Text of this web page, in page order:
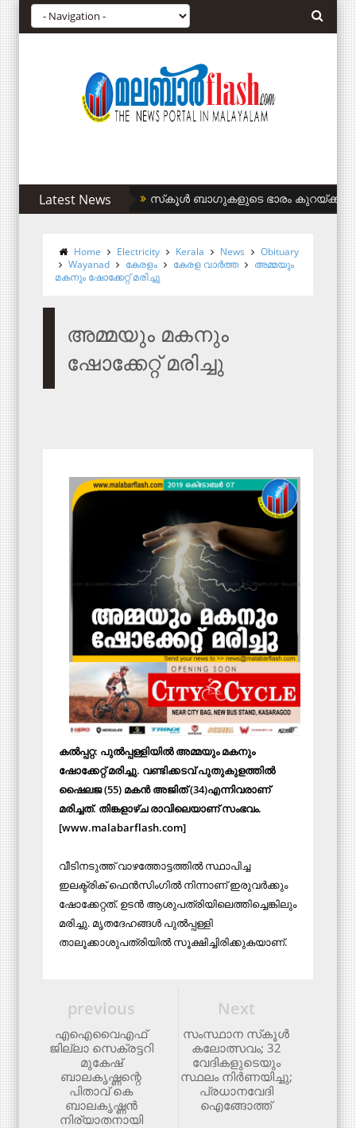
Latest News സിഎഎ അനുകൂലികള്‍ക്ക് കുടിവെള്ളം
Home Electricity Kerala News
Obituary
Wayanad
കേരളം കേരള വാര്‍ത്ത
അമ്മയും
മകനും ഷോക്കേറ്റ് മരിച്ചു
അമ്മയും മകനും
ഷോക്കേറ്റ് മരിച്ചു
കല്‍പ്പറ്റ: പുല്‍പ്പള്ളിയില്‍ അമ്മയും മകനും
ഷോക്കേറ്റ് മരിച്ചു. വണ്ടിക്കടവ് പുതുകുളത്തില്‍
ഷൈലജ (55) മകന്‍ അജിത് (34)എന്നിവരാണ്
മരിച്ചത്. തിങ്കളാഴ്ച രാവിലെയാണ് സംഭവം.
[www.malabarflash.com]
വീടിനടുത്ത് വാഴത്തോട്ടത്തില്‍ സ്ഥാപിച്ച
ഇലക്ട്രിക് ഫെന്‍സിംഗില്‍ നിന്നാണ് ഇരുവര്‍ക്കും
ഷോക്കേറ്റത്. ഉടന്‍ ആശുപത്രിയിലെത്തിച്ചെങ്കിലും
മരിച്ചു. മൃതദേഹങ്ങള്‍ പുല്‍പ്പള്ളി
താലൂക്കാശുപത്രിയില്‍ സൂക്ഷിച്ചിരിക്കുകയാണ്.
Next
സംസ്ഥാന സ്‌കൂൾ
കലോത്സവം; 32
വേദികളുടെയും
സ്ഥലം നിർണയിച്ചു;
പ്രധാനവേദി
ഐങ്ങോത്ത്
previous
എഐവൈഎഫ്
ജില്ലാ സെക്രട്ടറി
മുകേഷ്
ബാലകൃഷ്ണന്റെ
പിതാവ് കെ
ബാലകൃഷ്ണൻ
നിര്യാതനായി